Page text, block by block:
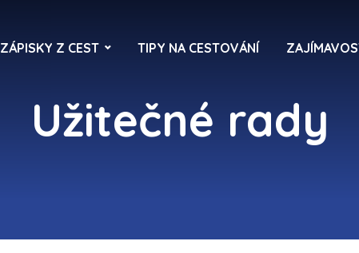
ZÁPISKY Z CEST TIPY NA CESTOVÁNÍ
Užitečné rady